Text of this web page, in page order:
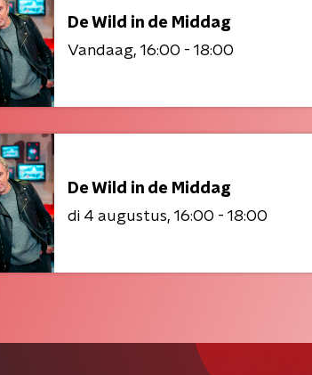
De Wild in de Middag
Vandaag 16:00 - 18:00
De Wild in de Middag
di 4 augustus 16:00 - 18:00